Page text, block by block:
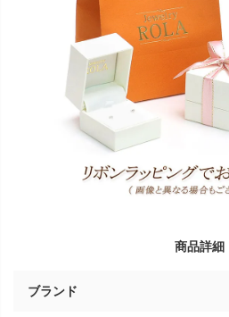
商品詳細
ブランド